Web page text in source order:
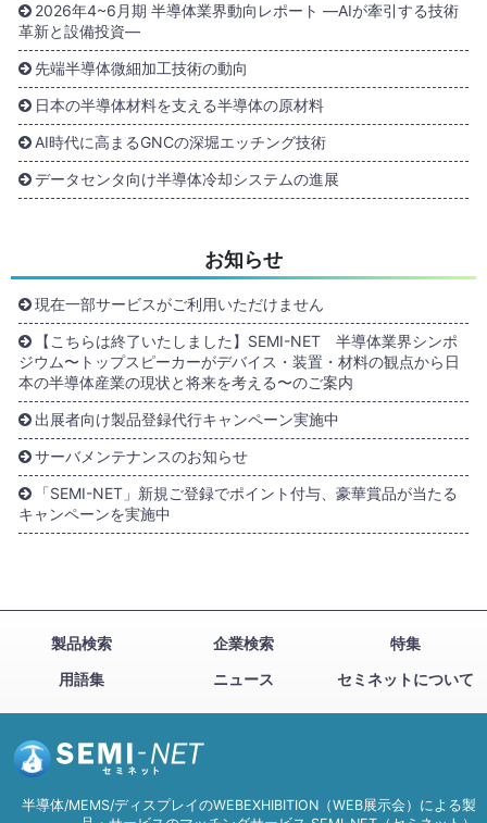
2026年4~6月期 半導体業界動向レポート ―AIが牽引する技術
革新と設備投資―
先端半導体微細加工技術の動向
日本の半導体材料を支える半導体の原材料
AI時代に高まるGNCの深堀エッチング技術
データセンタ向け半導体冷却システムの進展
お知らせ
現在一部サービスがご利用いただけません
【こちらは終了いたしました】SEMI-NET 半導体業界シンポ
ジウム〜トップスピーカーがデバイス・装置・材料の観点から日
本の半導体産業の現状と将来を考える〜のご案内
出展者向け製品登録代行キャンペーン実施中
サーバメンテナンスのお知らせ
「SEMI-NET」新規ご登録でポイント付与、豪華賞品が当たる
キャンペーンを実施中
製品検索 企業検索
特集
用語集
ニュース セミネットについて
半導体/MEMS/ディスプレイのWEBEXHIBITION（WEB展示会）による製